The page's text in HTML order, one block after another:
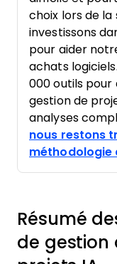
choix lors de la
investissons
pour aider
achats
000 outils pour
gestion de
analyses
nous restons
méthodologie
Résumé
de gestion